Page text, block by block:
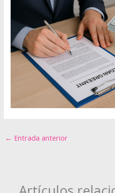
← Entrada anterior